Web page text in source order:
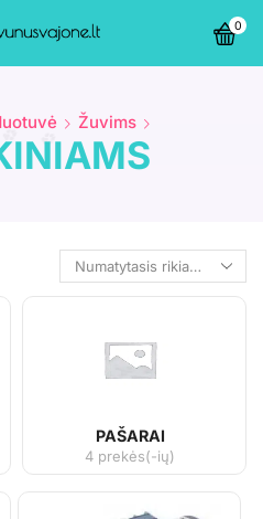
0
Žuvims
PAŠARAI
4 prekės(-ių)